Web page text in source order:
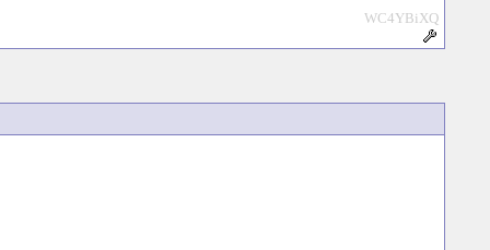
WC4YBiXQ